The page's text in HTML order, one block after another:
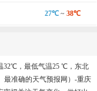
27℃ ~ 38℃
32℃，最低气温25 ℃，东北
最准确的天气预报网）-重庆